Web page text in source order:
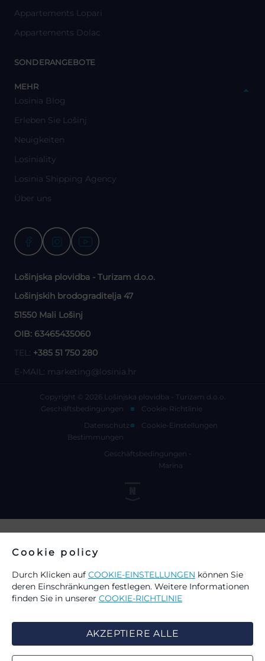
Appartements Lopari
Appartements Dolac
SONDERANGEBOTE
MEHR
Losinia Blog
Erleben Sie Lošinj
Neuigkeiten
Losiniality
Losinia Shipping Agency
Über uns
Lošinjska plovidba - Turizam d.o.o.
Lošinjskih brodograditelja 47
51550 Mali Lošinj
OIB: 63465435060
TEL: +385 51 750 280
E-MAIL: marketing@losinia.hr
Copyright © 2026 Lošinjska plovidba - Turizam d.o.o.
Geschäftsbedingungen
Cookie-Richtlinie
Datenschutz-
Bestimmungen
Cookie-Einstellungen
Geschäftsbedingungen -
Marina
Cookie policy
Durch Klicken auf COOKIE-EINSTELLUNGEN können Sie
deren Einschränkungen festlegen. Weitere Informationen
finden Sie in unserer COOKIE-RICHTLINIE
AKZEPTIERE ALLE